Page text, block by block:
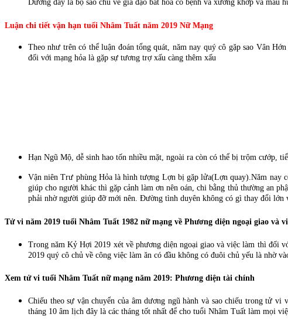
Dưỡng đây là bộ sao chủ về gia đạo bất hòa có bệnh và xương khớp và máu
Luận chi tiết vận hạn tuổi Nhâm Tuất năm 2019 Nữ Mạng
Theo như trên có thể luận đoán tổng quát, năm nay quý cô gặp sao Vân
đối với mạng hỏa là gặp sự tương trợ xấu càng thêm xấu
Hạn Ngũ Mộ, dễ sinh hao tốn nhiều mặt, ngoài ra còn có thể bị trộm cướp,
Vận niên Trư phùng Hỏa là hình tượng Lợn bị gặp lửa(Lợn quay).Năm nay
giúp cho người khác thì gặp cảnh làm ơn nên oán, chi bằng thủ thường an
phải nhờ người giúp đỡ mới nên. Đường tình duyên không có gì thay đổi lớn
Tử vi năm 2019 tuổi Nhâm Tuất 1982 nữ mạng về Phương diện ngoại giao và
Trong năm Kỷ Hợi 2019 xét về phương diện ngoại giao và việc làm thì đối
2019 quý cô chủ về công việc làm ăn có đầu không có đuôi chủ yếu là nhờ
Xem tử vi tuổi Nhâm Tuất nữ mạng năm 2019: Phương diện tài chính
Chiếu theo sự vận chuyển của âm dương ngũ hành và sao chiếu trong tử
tháng 10 âm lịch đây là các tháng tốt nhất để cho tuổi Nhâm Tuất làm mọi